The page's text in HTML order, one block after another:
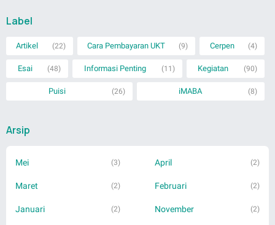
Label
Artikel (22) Cara Pembayaran UKT (9) Cerpen (4)
Esai (48) Informasi Penting (11) Kegiatan (90)
Puisi (26) iMABA (8)
Arsip
Mei (3) April (2)
Maret (2) Februari (2)
Januari (2) November (2)